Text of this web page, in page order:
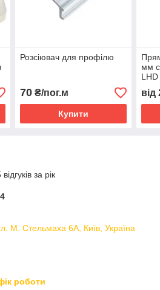
Розсіювач для профілю
70₴/пог.м
Купити
мм
від
за рік
М. Стельмаха 6А, Київ, Україна
роботи